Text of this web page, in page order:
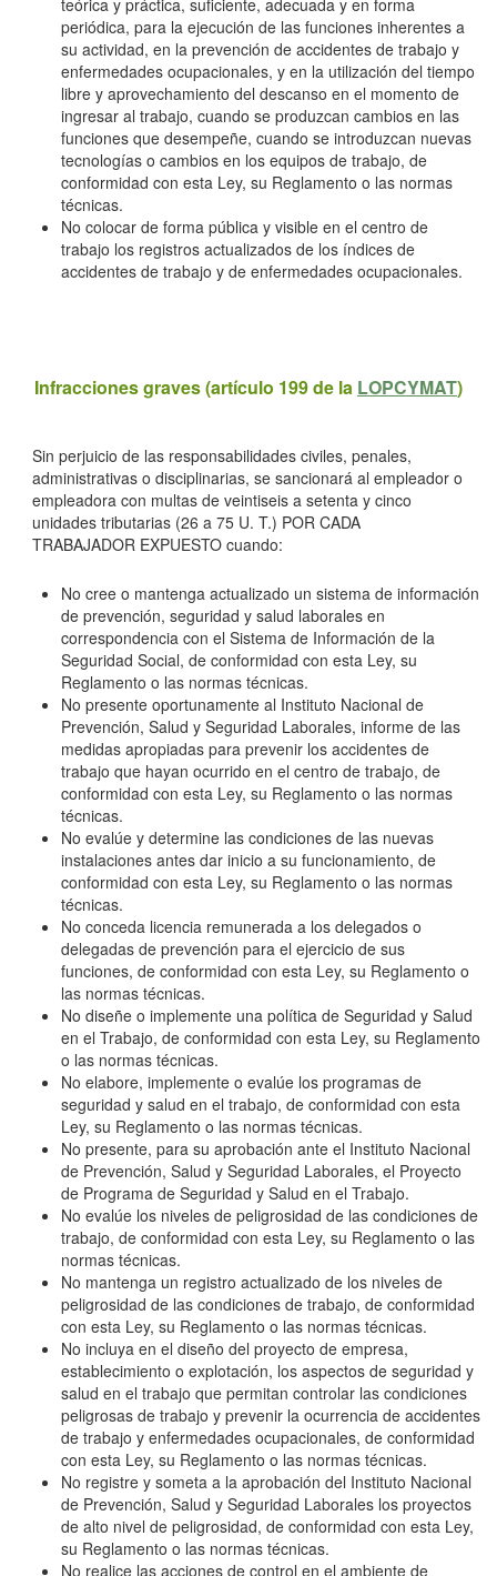
periódica, para la ejecución de las funciones inherentes a
su actividad, en la prevención de accidentes de trabajo y
enfermedades ocupacionales, y en la utilización del tiempo
libre y aprovechamiento del descanso en el momento de
ingresar al trabajo, cuando se produzcan cambios en las
funciones que desempeñe, cuando se introduzcan nuevas
tecnologías o cambios en los equipos de trabajo, de
conformidad con esta Ley, su Reglamento o las normas
técnicas.
No colocar de forma pública y visible en el centro de
trabajo los registros actualizados de los índices de
accidentes de trabajo y de enfermedades ocupacionales.
Infracciones graves (artículo 199 de la LOPCYMAT)
Sin perjuicio de las responsabilidades civiles, penales,
administrativas o disciplinarias, se sancionará al empleador o
empleadora con multas de veintiseis a setenta y cinco
unidades tributarias (26 a 75 U. T.) POR CADA
TRABAJADOR EXPUESTO cuando:
No cree o mantenga actualizado un sistema de información
de prevención, seguridad y salud laborales en
correspondencia con el Sistema de Información de la
Seguridad Social, de conformidad con esta Ley, su
Reglamento o las normas técnicas.
No presente oportunamente al Instituto Nacional de
Prevención, Salud y Seguridad Laborales, informe de las
medidas apropiadas para prevenir los accidentes de
trabajo que hayan ocurrido en el centro de trabajo, de
conformidad con esta Ley, su Reglamento o las normas
técnicas.
No evalúe y determine las condiciones de las nuevas
instalaciones antes dar inicio a su funcionamiento, de
conformidad con esta Ley, su Reglamento o las normas
técnicas.
No conceda licencia remunerada a los delegados o
delegadas de prevención para el ejercicio de sus
funciones, de conformidad con esta Ley, su Reglamento o
las normas técnicas.
No diseñe o implemente una política de Seguridad y Salud
en el Trabajo, de conformidad con esta Ley, su Reglamento
o las normas técnicas.
No elabore, implemente o evalúe los programas de
seguridad y salud en el trabajo, de conformidad con esta
Ley, su Reglamento o las normas técnicas.
No presente, para su aprobación ante el Instituto Nacional
de Prevención, Salud y Seguridad Laborales, el Proyecto
de Programa de Seguridad y Salud en el Trabajo.
No evalúe los niveles de peligrosidad de las condiciones de
trabajo, de conformidad con esta Ley, su Reglamento o las
normas técnicas.
No mantenga un registro actualizado de los niveles de
peligrosidad de las condiciones de trabajo, de conformidad
con esta Ley, su Reglamento o las normas técnicas.
No incluya en el diseño del proyecto de empresa,
establecimiento o explotación, los aspectos de seguridad y
salud en el trabajo que permitan controlar las condiciones
peligrosas de trabajo y prevenir la ocurrencia de accidentes
de trabajo y enfermedades ocupacionales, de conformidad
con esta Ley, su Reglamento o las normas técnicas.
No registre y someta a la aprobación del Instituto Nacional
de Prevención, Salud y Seguridad Laborales los proyectos
de alto nivel de peligrosidad, de conformidad con esta Ley,
su Reglamento o las normas técnicas.
No realice las acciones de control en el ambiente de